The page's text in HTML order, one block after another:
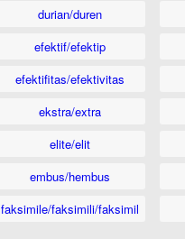
durian/duren
efektif/efektip
efektifitas/efektivitas
ekstra/extra
elite/elit
embus/hembus
faksimile/faksimili/faksimil